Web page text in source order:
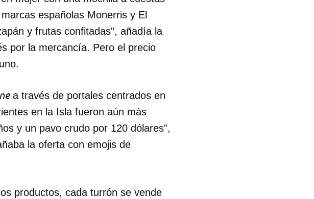
españolas Monerris y El
y frutas confitadas", añadía la
por la mercancía. Pero el precio
a través de portales centrados en
en la Isla fueron aún más
y un pavo crudo por 120 dólares",
la oferta con emojis de
productos, cada turrón se vende